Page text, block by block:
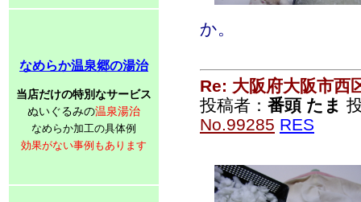
なめらか温泉郷の湯治
当店だけの特別なサービス
ぬいぐるみの温泉湯治
なめらか加工の具体例
効果がない事例もあります
か。
Re: 大阪府大阪市西
投稿者： 番頭 たま
No.99285 RES